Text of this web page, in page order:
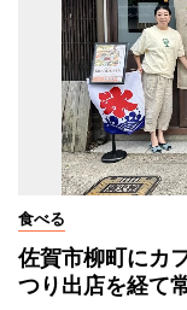
食べる
佐賀市柳町にカ
つり出店を経て